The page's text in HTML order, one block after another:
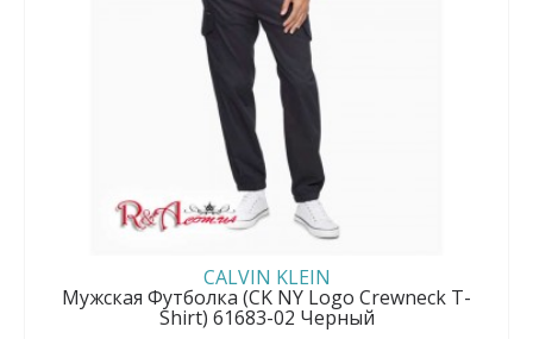
CALVIN KLEIN
Мужская Футболка (CK NY Logo Crewneck T-
Shirt) 61683-02 Черный